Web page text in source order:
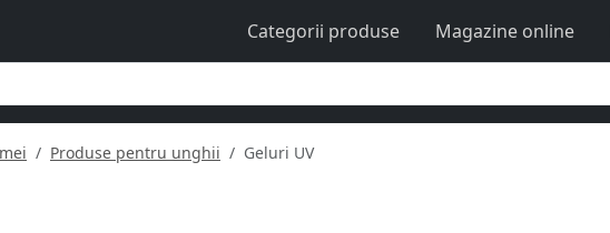
Categorii produse Magazine online
Produse pentru unghii Geluri UV